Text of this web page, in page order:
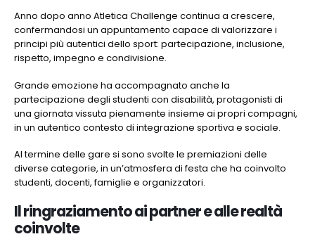
Anno dopo anno Atletica Challenge continua a crescere,
confermandosi un appuntamento capace di valorizzare i
principi più autentici dello sport: partecipazione, inclusione,
rispetto, impegno e condivisione.
Grande emozione ha accompagnato anche la
partecipazione degli studenti con disabilità, protagonisti di
una giornata vissuta pienamente insieme ai propri compagni,
in un autentico contesto di integrazione sportiva e sociale.
Al termine delle gare si sono svolte le premiazioni delle
diverse categorie, in un’atmosfera di festa che ha coinvolto
studenti, docenti, famiglie e organizzatori.
Il ringraziamento ai partner e alle realtà
coinvolte